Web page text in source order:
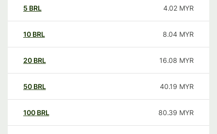
5 BRL 4.02 MYR
10 BRL 8.04 MYR
20 BRL 16.08 MYR
50 BRL 40.19 MYR
100 BRL 80.39 MYR